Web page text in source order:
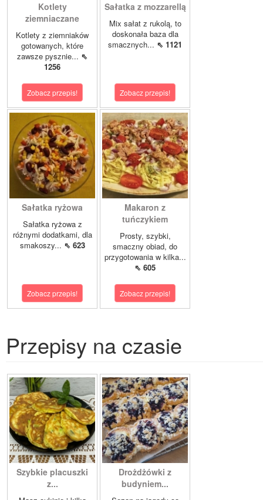
Kotlety
ziemniaczane
Kotlety z ziemniaków
gotowanych, które
zawsze pysznie... ⇖
1256
Zobacz przepis!
Sałatka z mozzarellą
Mix sałat z rukolą, to
doskonała baza dla
smacznych... ⇖ 1121
Zobacz przepis!
Sałatka ryżowa
Sałatka ryżowa z
różnymi dodatkami, dla
smakoszy... ⇖ 623
Zobacz przepis!
Makaron z
tuńczykiem
Prosty, szybki,
smaczny obiad, do
przygotowania w kilka...
⇖ 605
Zobacz przepis!
Przepisy na czasie
Szybkie placuszki
z...
Drożdżówki z
budyniem...